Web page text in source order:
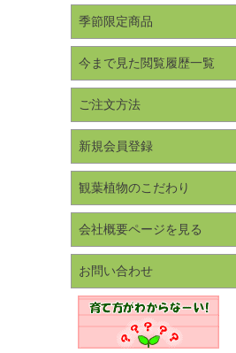
季節限定商品
今まで見た閲覧履歴一覧
ご注文方法
新規会員登録
観葉植物のこだわり
会社概要ページを見る
お問い合わせ